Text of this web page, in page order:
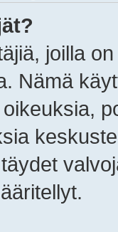
joilla
Nämä